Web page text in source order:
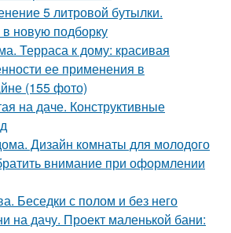
5 литровой бутылки.
новую подборку
Терраса к дому: красивая
ее применения в
(155 фото)
на даче. Конструктивные
Дизайн комнаты для молодого
внимание при оформлении
Беседки с полом и без него
на дачу. Проект маленькой бани: